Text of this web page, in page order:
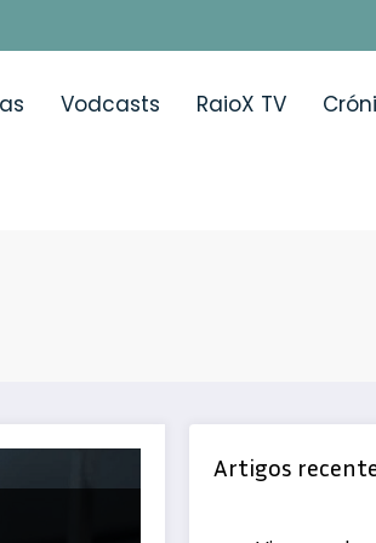
Vodcasts RaioX TV
morte medicamente assistida
Artigos